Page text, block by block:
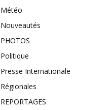
Météo
Nouveautés
PHOTOS
Politique
Presse Internationale
Régionales
REPORTAGES